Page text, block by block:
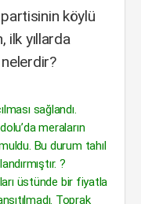
köylü
ilk yıllarda
sağlandı.
meraların
Bu durum tahıl
?
üstünde bir fiyatla
Toprak